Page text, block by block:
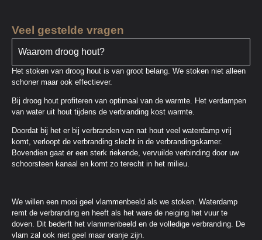
Veel gestelde vragen
Waarom droog hout?
Het stoken van droog hout is van groot belang. We stoken niet alleen
schoner maar ook effectiever.
Bij droog hout profiteren van optimaal van de warmte. Het verdampen
van water uit hout tijdens de verbranding kost warmte.
Doordat bij het er bij verbranden van nat hout veel waterdamp vrij
komt, verloopt de verbranding slecht in de verbrandingskamer.
Bovendien gaat er een sterk riekende, vervuilde verbinding door uw
schoorsteen kanaal en komt zo terecht in het milieu.
We willen een mooi geel vlammenbeeld als we stoken. Waterdamp
remt de verbranding en heeft als het ware de neiging het vuur te
doven. Dit bederft het vlammenbeeld en de volledige verbranding. De
vlam zal ook niet geel maar oranje zijn.